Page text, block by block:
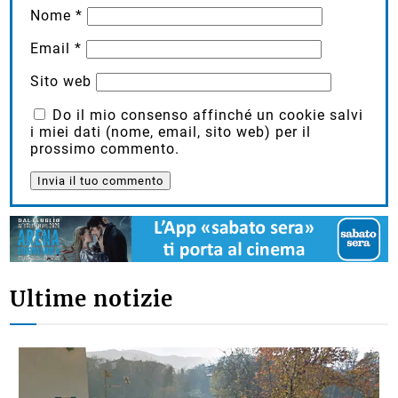
Nome*
Email*
Sito web
Do il mio consenso affinché un cookie salvi
i miei dati (nome, email, sito web) per il
prossimo commento.
Ultime notizie